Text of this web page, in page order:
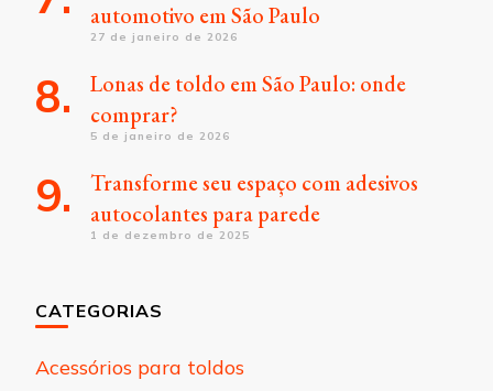
automotivo em São Paulo
27 de janeiro de 2026
Lonas de toldo em São Paulo: onde
comprar?
5 de janeiro de 2026
Transforme seu espaço com adesivos
autocolantes para parede
1 de dezembro de 2025
CATEGORIAS
Acessórios para toldos